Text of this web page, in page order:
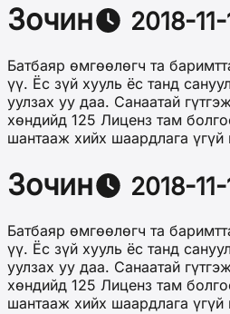
Зочин 2018-
Батбаяр өмгөөлөгч та
үү. Ёс зүй хууль ёс танд
уулзах уу даа. Санаатай
хөндийд 125 Лиценз там
шантааж хийх шаардлага үгүй
Зочин 2018-
Батбаяр өмгөөлөгч та
үү. Ёс зүй хууль ёс танд
уулзах уу даа. Санаатай
хөндийд 125 Лиценз там
шантааж хийх шаардлага үгүй